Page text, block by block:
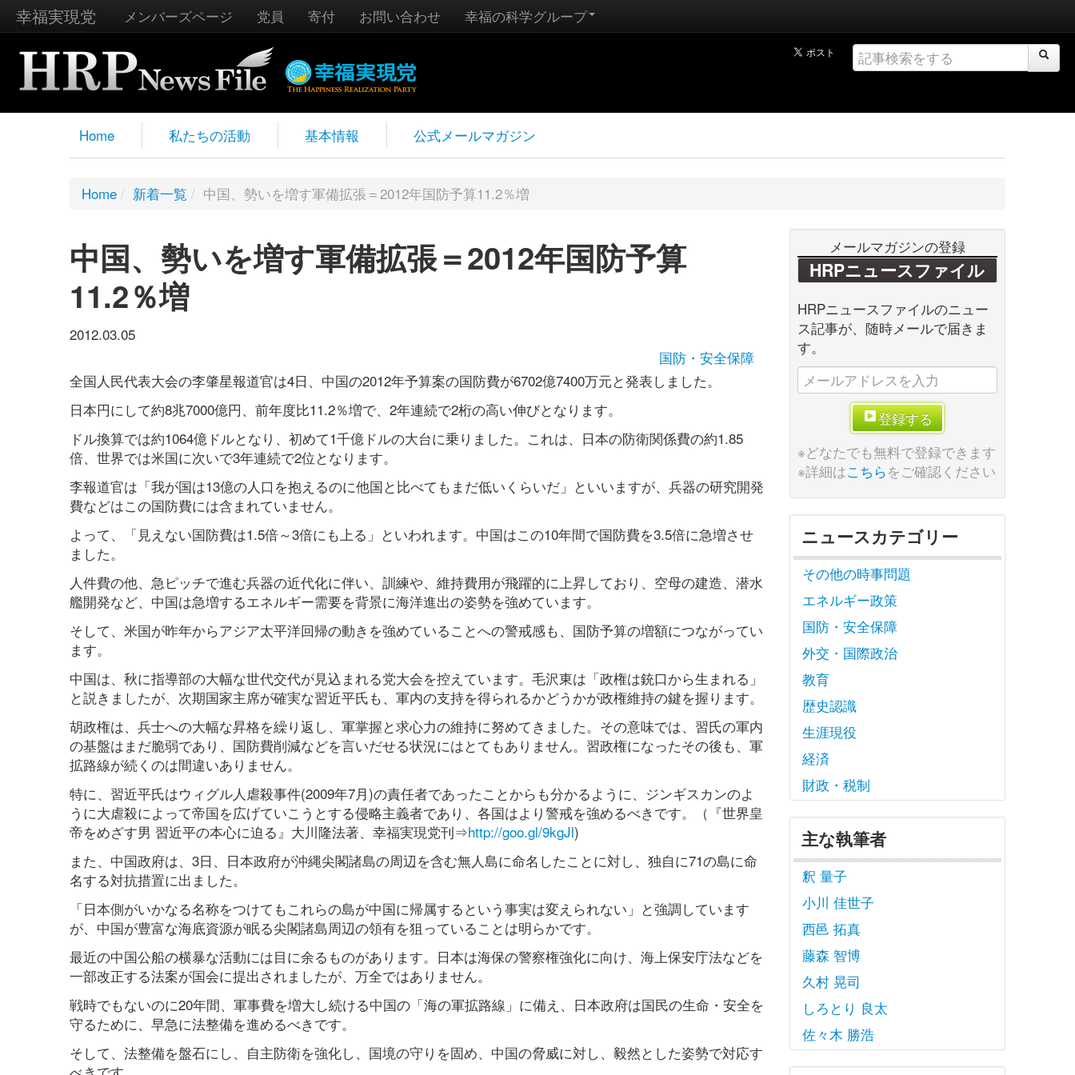
幸福実現党 メンバーズページ 党員 寄付 お問い合わせ 幸福の科学グループ
Home 私たちの活動 基本情報 公式メールマガジン
Home / 新着一覧 / 中国、勢いを増す軍備拡張＝2012年国防予算11.2％増
中国、勢いを増す軍備拡張＝2012年国防予算
11.2％増
2012.03.05
国防・安全保障
全国人民代表大会の李肇星報道官は4日、中国の2012年予算案の国防費が6702億7400万元と発表しました。
日本円にして約8兆7000億円、前年度比11.2％増で、2年連続で2桁の高い伸びとなります。
ドル換算では約1064億ドルとなり、初めて1千億ドルの大台に乗りました。これは、日本の防衛関係費の約1.85
倍、世界では米国に次いで3年連続で2位となります。
李報道官は「我が国は13億の人口を抱えるのに他国と比べてもまだ低いくらいだ」といいますが、兵器の研究開発
費などはこの国防費には含まれていません。
よって、「見えない国防費は1.5倍～3倍にも上る」といわれます。中国はこの10年間で国防費を3.5倍に急増させ
ました。
人件費の他、急ピッチで進む兵器の近代化に伴い、訓練や、維持費用が飛躍的に上昇しており、空母の建造、潜水
艦開発など、中国は急増するエネルギー需要を背景に海洋進出の姿勢を強めています。
そして、米国が昨年からアジア太平洋回帰の動きを強めていることへの警戒感も、国防予算の増額につながってい
ます。
中国は、秋に指導部の大幅な世代交代が見込まれる党大会を控えています。毛沢東は「政権は銃口から生まれる」
と説きましたが、次期国家主席が確実な習近平氏も、軍内の支持を得られるかどうかが政権維持の鍵を握ります。
胡政権は、兵士への大幅な昇格を繰り返し、軍掌握と求心力の維持に努めてきました。その意味では、習氏の軍内
の基盤はまだ脆弱であり、国防費削減などを言いだせる状況にはとてもありません。習政権になったその後も、軍
拡路線が続くのは間違いありません。
特に、習近平氏はウィグル人虐殺事件(2009年7月)の責任者であったことからも分かるように、ジンギスカンのよ
うに大虐殺によって帝国を広げていこうとする侵略主義者であり、各国はより警戒を強めるべきです。（『世界皇
帝をめざす男 習近平の本心に迫る』大川隆法著、幸福実現党刊⇒http://goo.gl/9kgJl)
また、中国政府は、3日、日本政府が沖縄尖閣諸島の周辺を含む無人島に命名したことに対し、独自に71の島に命
名する対抗措置に出ました。
「日本側がいかなる名称をつけてもこれらの島が中国に帰属するという事実は変えられない」と強調しています
が、中国が豊富な海底資源が眠る尖閣諸島周辺の領有を狙っていることは明らかです。
最近の中国公船の横暴な活動には目に余るものがあります。日本は海保の警察権強化に向け、海上保安庁法などを
一部改正する法案が国会に提出されましたが、万全ではありません。
戦時でもないのに20年間、軍事費を増大し続ける中国の「海の軍拡路線」に備え、日本政府は国民の生命・安全を
守るために、早急に法整備を進めるべきです。
そして、法整備を盤石にし、自主防衛を強化し、国境の守りを固め、中国の脅威に対し、毅然とした姿勢で対応す
メールマガジンの登録
HRPニュースファイル
HRPニュースファイルのニュー
ス記事が、随時メールで届きま
す。
登録する
※どなたでも無料で登録できます
※詳細はこちらをご確認ください
ニュースカテゴリー
その他の時事問題
エネルギー政策
国防・安全保障
外交・国際政治
教育
歴史認識
生涯現役
経済
財政・税制
主な執筆者
釈 量子
小川 佳世子
西邑 拓真
藤森 智博
久村 晃司
しろとり 良太
佐々木 勝浩